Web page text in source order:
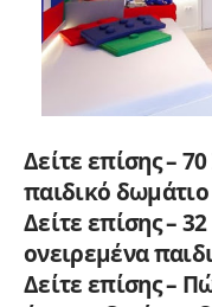
Δείτε επίσης –
παιδικό
Δείτε επίσης –
ονειρεμένα
Δείτε επίσης –